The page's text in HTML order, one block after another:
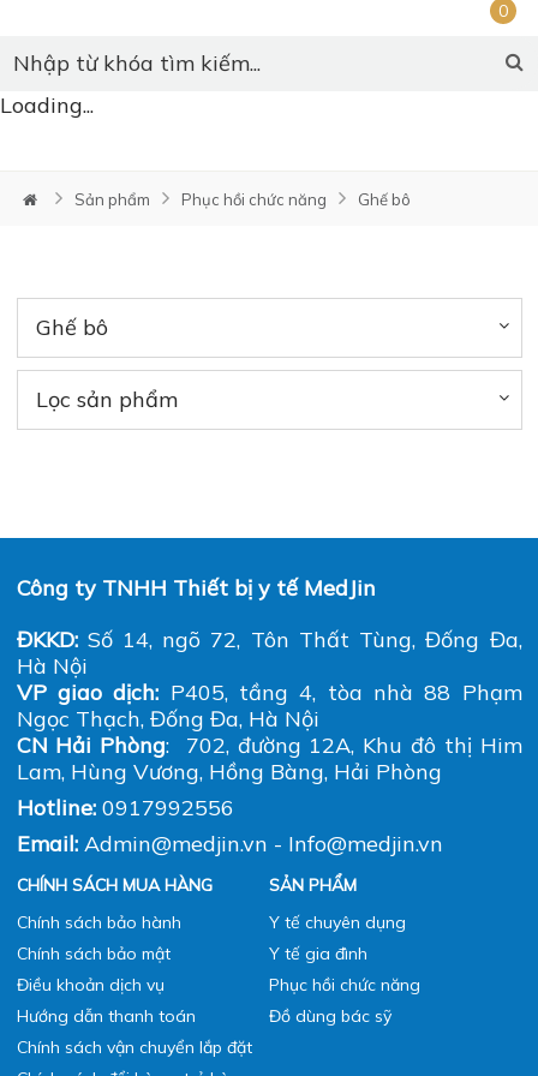
0
Loading...
Sản phẩm Phục hồi chức năng Ghế bô
Ghế bô
Lọc sản phẩm
Công ty TNHH Thiết bị y tế MedJin
ĐKKD: Số 14, ngõ 72, Tôn Thất Tùng, Đống Đa,
Hà Nội
VP giao dịch: P405, tầng 4, tòa nhà 88 Phạm
Ngọc Thạch, Đống Đa, Hà Nội
CN Hải Phòng: 702, đường 12A, Khu đô thị Him
Lam, Hùng Vương, Hồng Bàng, Hải Phòng
Hotline: 0917992556
Email: Admin@medjin.vn - Info@medjin.vn
CHÍNH SÁCH MUA HÀNG
Chính sách bảo hành
Chính sách bảo mật
Điều khoản dịch vụ
Hướng dẫn thanh toán
Chính sách vận chuyển lắp đặt
SẢN PHẨM
Y tế chuyên dụng
Y tế gia đình
Phục hồi chức năng
Đồ dùng bác sỹ